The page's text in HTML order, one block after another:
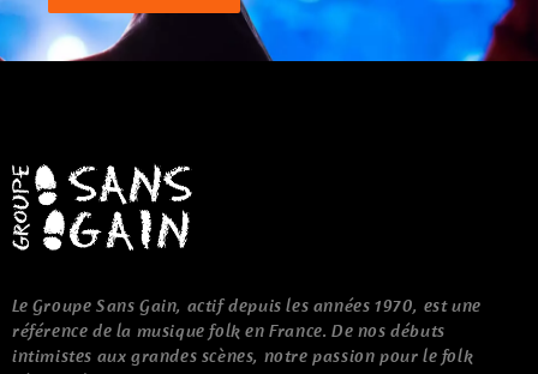
Le Groupe Sans Gain, actif depuis les années 1970, est une
référence de la musique folk en France. De nos débuts
intimistes aux grandes scènes, notre passion pour le folk